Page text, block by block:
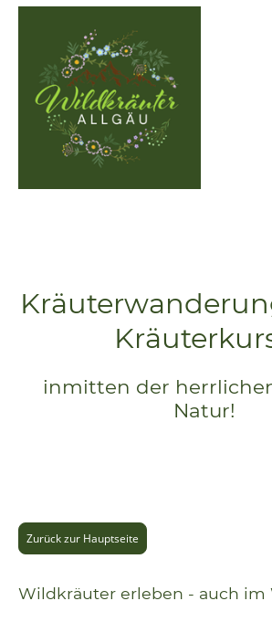
inmitten der
Natur!
Zurück zur Hauptseite
Wildkräuter erleben - auch im